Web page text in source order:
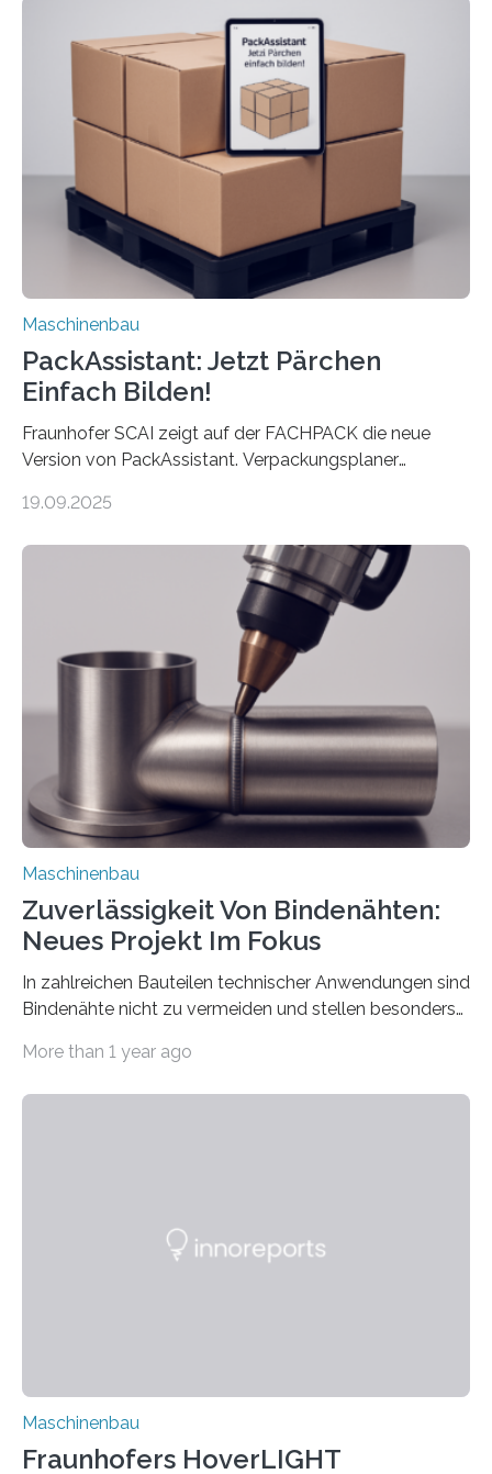
Die zugrunde liegende Methodik lässt sich auf alle
anderen Maschinen übertragen. Eine Falzmaschine
umzurüsten ist ein Job für echte Profis. Eine solche
Maschine faltet in Druckereien Broschüren, Prospekte,
Landkarten und vieles mehr – mehrere Zehntausend
Exemplare pro Stunde. Je nach Maschinentyp und
Auftrag kann das Umrüsten…
Maschinenbau
PackAssistant: Jetzt Pärchen
Einfach Bilden!
Fraunhofer SCAI zeigt auf der FACHPACK die neue
Version von PackAssistant. Verpackungsplaner
Automobil, Maschinenbau und in der Zulieferindustrie.
Teile als eine Einheit verpacken. Die Anordnung kann
der Benutzer vorgeben und erhält so mehr Kontrolle
über die Positionierung der Bauteile. Die ebenfalls neue
Automatisierungsschnittstelle dient dazu, die Software
besser in spezifische Unternehmensprozesse
einzubinden. Sankt Augustin – Zur Messe FACHPACK
vom 23. bis 25. September in Nürnberg…
19.09.2025
Maschinenbau
Zuverlässigkeit Von Bindenähten:
Neues Projekt Im Fokus
In zahlreichen Bauteilen technischer Anwendungen sind
Bindenähte nicht zu vermeiden und stellen besonders
Matrixmaterials eine große Herausforderung dar.
Durch den verstärkten Einsatz von Rezyklaten
More than 1 year ago
Maschinenbau
Fraunhofers HoverLIGHT